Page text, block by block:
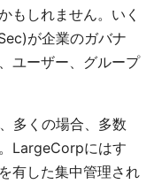
もしれません。いく
が企業のガバナ
ユーザー、グループ
多くの場合、多数
LargeCorpにはす
有した集中管理され